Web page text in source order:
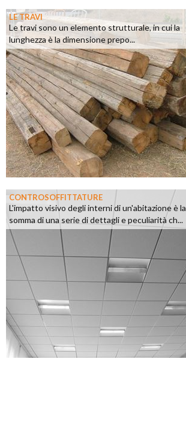
LE TRAVI
Le travi sono un elemento strutturale, in cui la
lunghezza è la dimensione prepo...
CONTROSOFFITTATURE
L'impatto visivo degli interni di un'abitazione è la
somma di una serie di dettagli e peculiarità ch...